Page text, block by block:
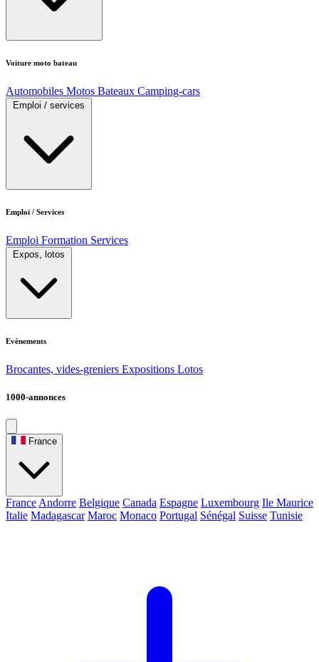
Voiture moto bateau
Automobiles Motos Bateaux Camping-cars
Emploi / services
Emploi / Services
Emploi Formation Services
Expos, lotos
Evènements
Brocantes, vides-greniers Expositions Lotos
1000-annonces
France
France Andorre Belgique Canada Espagne Luxembourg Ile Maurice
Italie Madagascar Maroc Monaco Portugal Sénégal Suisse Tunisie